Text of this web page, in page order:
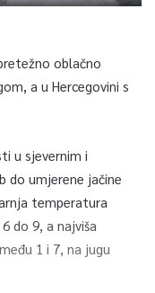
oblačno
a u Hercegovini s
u sjevernim i
do umjerene jačine
temperatura
do 9, a najviša
1 i 7, na jugu